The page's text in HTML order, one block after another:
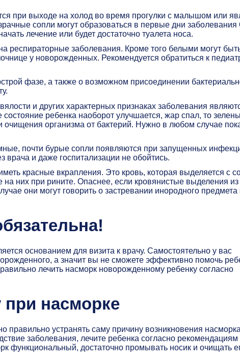
при выходе на холод во время прогулки с малышом или
сопли могут образоваться в первые дни
лечение или будет достаточно туалета носа.
респираторные заболевания. Кроме того белыми могут
у новорожденных. Рекомендуется обратиться к
фазе, а также о возможном присоединении
и других характерных признаках заболевания
ребенка наоборот улучшается, жар спал, то
очищения организма от бактерий. Нужно в любом случае
почти бурые сопли появляются при запущенных
врача и даже госпитализации не обойтись.
красные вкрапления. Это кровь, которая выделяется с
на них при рините. Опаснее, если кровянистые выделения из
они могут говорить о застревании инородного предмета
основанием для визита к врачу. Самостоятельно у вас
а значит вы не сможете эффективно помочь
лечить насморк новорожденному ребенку согласно
насморке
правильно устранять саму причину возникновения насморка
заболевания, лечите ребенка согласно рекомендациям
функциональный, достаточно промывать носик и очищать